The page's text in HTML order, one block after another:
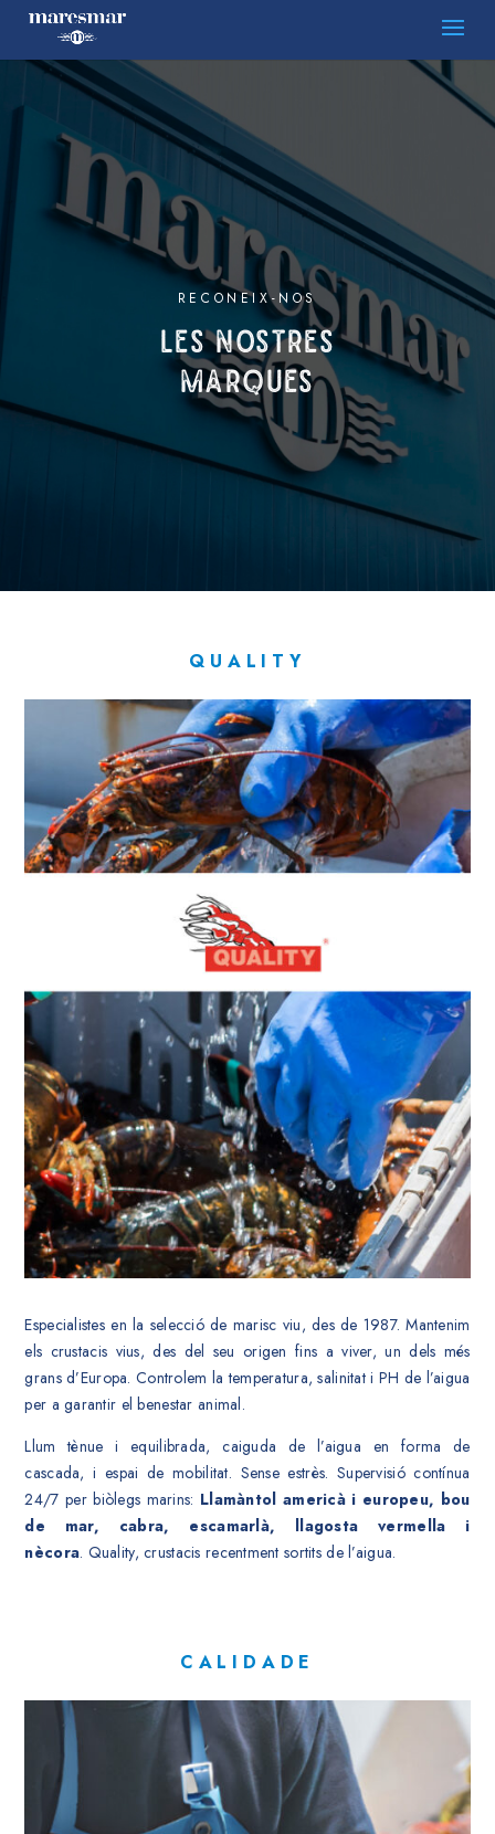
LES NOSTRES
MARQUES
RECONEIX-NOS
QUALITY
Especialistes en la selecció de marisc viu, des de 1987. Mantenim
els crustacis vius, des del seu origen fins a viver, un dels més
grans d’Europa. Controlem la temperatura, salinitat i PH de l’aigua
per a garantir el benestar animal.
Llum tènue i equilibrada, caiguda de l’aigua en forma de
cascada, i espai de mobilitat. Sense estrès. Supervisió contínua
24/7 per biòlegs marins: Llamàntol americà i europeu, bou
de mar, cabra, escamarlà, llagosta vermella i
nècora. Quality, crustacis recentment sortits de l’aigua.
CALIDADE